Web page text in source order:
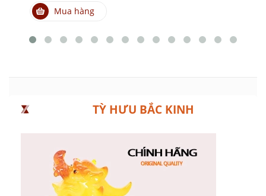
Mua hàng
TỲ HƯU BẮC KINH